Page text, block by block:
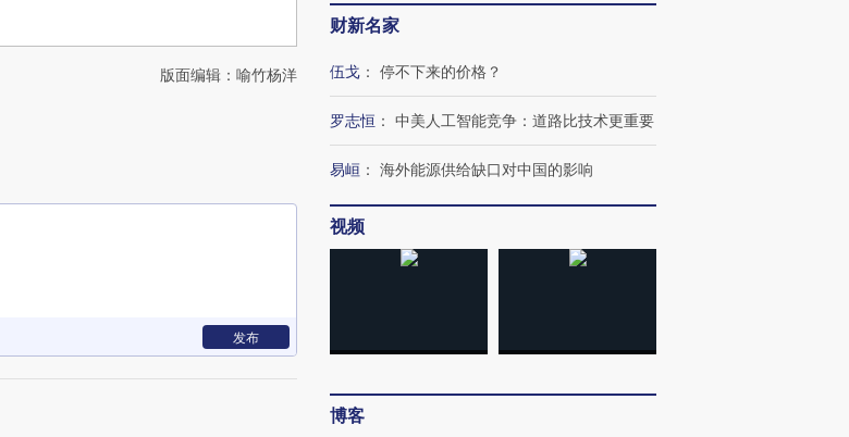
版面编辑：喻竹杨洋
发布
财新名家
伍戈 ： 停不下来的价格？
罗志恒 ： 中美人工智能竞争：道路比技术更重要
易峘 ： 海外能源供给缺口对中国的影响
视频
博客